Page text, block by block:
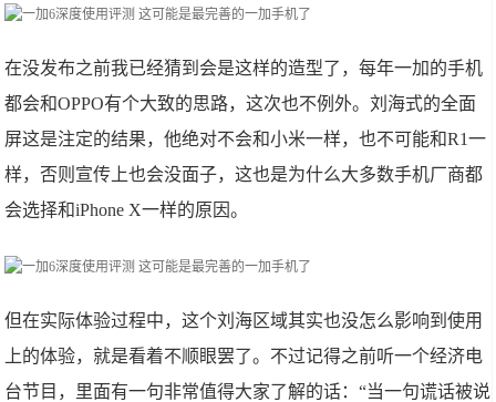
在没发布之前我已经猜到会是这样的造型了，每年一加的手机
都会和OPPO有个大致的思路，这次也不例外。刘海式的全面
屏这是注定的结果，他绝对不会和小米一样，也不可能和R1一
样，否则宣传上也会没面子，这也是为什么大多数手机厂商都
会选择和iPhone X一样的原因。
但在实际体验过程中，这个刘海区域其实也没怎么影响到使用
上的体验，就是看着不顺眼罢了。不过记得之前听一个经济电
台节目，里面有一句非常值得大家了解的话：“当一句谎话被说